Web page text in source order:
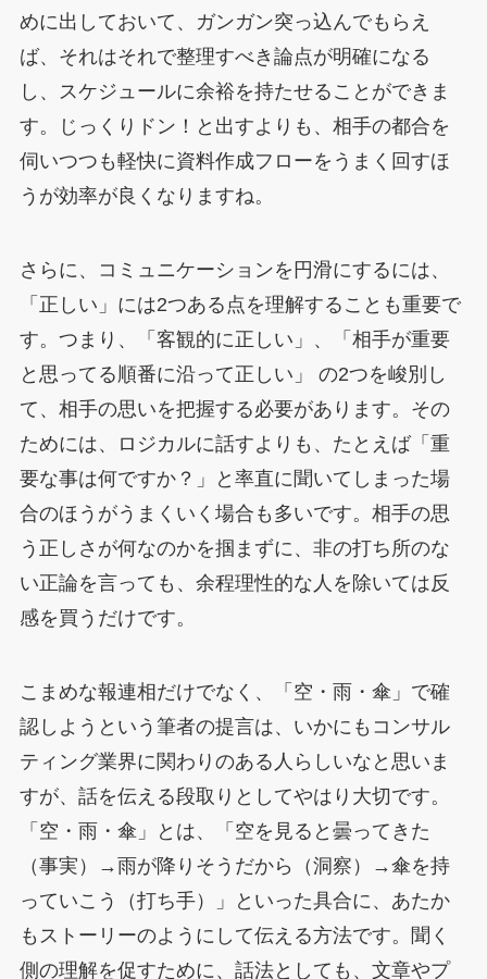
めに出しておいて、ガンガン突っ込んでもらえ
ば、それはそれで整理すべき論点が明確になる
し、スケジュールに余裕を持たせることができま
す。じっくりドン！と出すよりも、相手の都合を
伺いつつも軽快に資料作成フローをうまく回すほ
うが効率が良くなりますね。
さらに、コミュニケーションを円滑にするには、
「正しい」には2つある点を理解することも重要で
す。つまり、「客観的に正しい」、「相手が重要
と思ってる順番に沿って正しい」 の2つを峻別し
て、相手の思いを把握する必要があります。その
ためには、ロジカルに話すよりも、たとえば「重
要な事は何ですか？」と率直に聞いてしまった場
合のほうがうまくいく場合も多いです。相手の思
う正しさが何なのかを掴まずに、非の打ち所のな
い正論を言っても、余程理性的な人を除いては反
感を買うだけです。
こまめな報連相だけでなく、「空・雨・傘」で確
認しようという筆者の提言は、いかにもコンサル
ティング業界に関わりのある人らしいなと思いま
すが、話を伝える段取りとしてやはり大切です。
「空・雨・傘」とは、「空を見ると曇ってきた
（事実）→雨が降りそうだから（洞察）→傘を持
っていこう（打ち手）」といった具合に、あたか
もストーリーのようにして伝える方法です。聞く
側の理解を促すために、話法としても、文章やプ